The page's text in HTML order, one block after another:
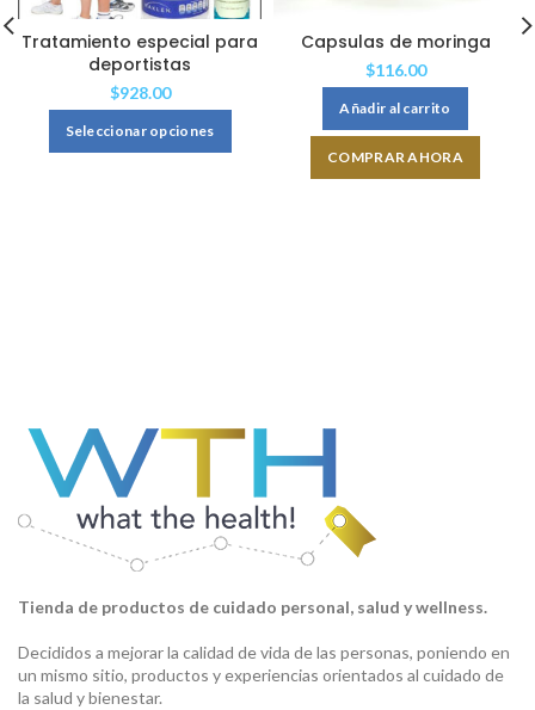
Tratamiento especial para
deportistas
$928.00
Seleccionar opciones
Capsulas de moringa
$116.00
Añadir al carrito
COMPRAR AHORA
Tienda de productos de cuidado personal, salud y wellness.
Decididos a mejorar la calidad de vida de las personas, poniendo en
un mismo sitio, productos y experiencias orientados al cuidado de
la salud y bienestar.